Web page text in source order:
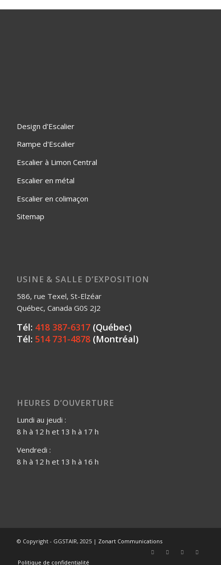
Design d'Escalier
Rampe d'Escalier
Escalier à Limon Central
Escalier en métal
Escalier en colimaçon
Sitemap
USINE & SALLE D’EXPOSITION
586, rue Texel, St-Elzéar
Québec, Canada G0S 2J2
Tél: 418 387-6317(Québec)
Tél: 514 731-4878(Montréal)
HEURES D’OUVERTURE
Lundi au jeudi :
8 h à 12 h et 13 h à 17 h
Vendredi :
8 h à 12 h et 13 h à 16 h
© Copyright - GGSTAIR, 2025 | Zonart Communications
Politique de confidentialité